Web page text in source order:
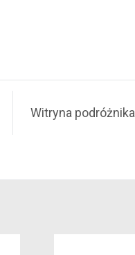
Witryna podróżnika